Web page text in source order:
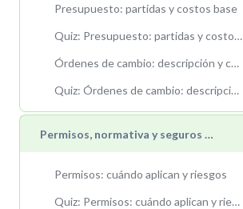
Presupuesto: partidas y costos base
Quiz: Presupuesto: partidas y costos base
Órdenes de cambio: descripción y control
Quiz: Órdenes de cambio: descripción y control
Permisos, normativa y seguros básicos
Permisos: cuándo aplican y riesgos
Quiz: Permisos: cuándo aplican y riesgos